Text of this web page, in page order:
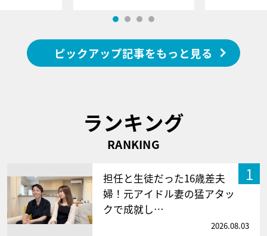
ピックアップ記事をもっと見る
ランキング
RANKING
1
担任と生徒だった16歳差夫
婦！元アイドル妻の猛アタッ
クで成就し…
2026.08.03